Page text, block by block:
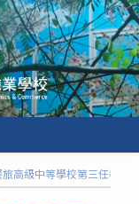
高級中等學校第三任校